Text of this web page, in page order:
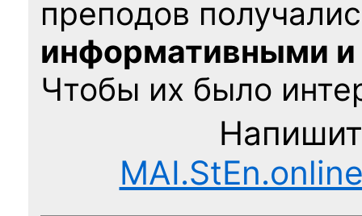
преподов
информативными
Чтобы их было